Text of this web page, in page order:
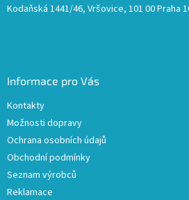
Kodaňská 1441/46, Vršovice, 101 00 Praha
Informace pro Vás
Kontakty
Možnosti dopravy
Ochrana osobních údajů
Obchodní podmínky
Seznam výrobců
Reklamace